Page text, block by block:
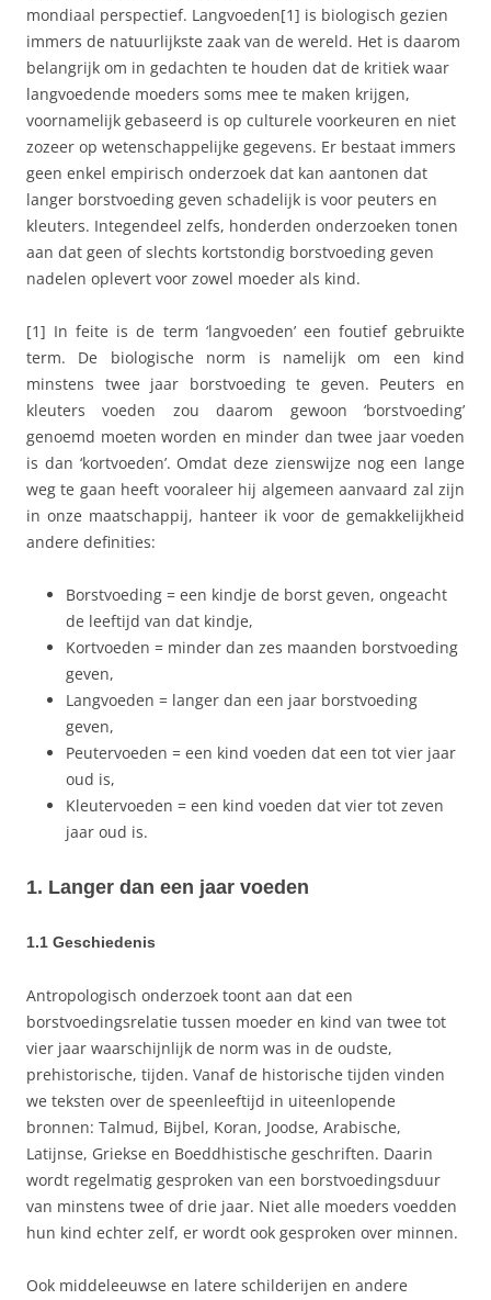
mondiaal perspectief. Langvoeden[1] is biologisch gezien
immers de natuurlijkste zaak van de wereld. Het is daarom
belangrijk om in gedachten te houden dat de kritiek waar
langvoedende moeders soms mee te maken krijgen,
voornamelijk gebaseerd is op culturele voorkeuren en niet
zozeer op wetenschappelijke gegevens. Er bestaat immers
geen enkel empirisch onderzoek dat kan aantonen dat
langer borstvoeding geven schadelijk is voor peuters en
kleuters. Integendeel zelfs, honderden onderzoeken tonen
aan dat geen of slechts kortstondig borstvoeding geven
nadelen oplevert voor zowel moeder als kind.
[1] In feite is de term ‘langvoeden’ een foutief gebruikte
term. De biologische norm is namelijk om een kind
minstens twee jaar borstvoeding te geven. Peuters en
kleuters voeden zou daarom gewoon ‘borstvoeding’
genoemd moeten worden en minder dan twee jaar voeden
is dan ‘kortvoeden’. Omdat deze zienswijze nog een lange
weg te gaan heeft vooraleer hij algemeen aanvaard zal zijn
in onze maatschappij, hanteer ik voor de gemakkelijkheid
andere definities:
Borstvoeding = een kindje de borst geven, ongeacht
de leeftijd van dat kindje,
Kortvoeden = minder dan zes maanden borstvoeding
geven,
Langvoeden = langer dan een jaar borstvoeding
geven,
Peutervoeden = een kind voeden dat een tot vier jaar
oud is,
Kleutervoeden = een kind voeden dat vier tot zeven
jaar oud is.
1. Langer dan een jaar voeden
1.1 Geschiedenis
Antropologisch onderzoek toont aan dat een
borstvoedingsrelatie tussen moeder en kind van twee tot
vier jaar waarschijnlijk de norm was in de oudste,
prehistorische, tijden. Vanaf de historische tijden vinden
we teksten over de speenleeftijd in uiteenlopende
bronnen: Talmud, Bijbel, Koran, Joodse, Arabische,
Latijnse, Griekse en Boeddhistische geschriften. Daarin
wordt regelmatig gesproken van een borstvoedingsduur
van minstens twee of drie jaar. Niet alle moeders voedden
hun kind echter zelf, er wordt ook gesproken over minnen.
Ook middeleeuwse en latere schilderijen en andere